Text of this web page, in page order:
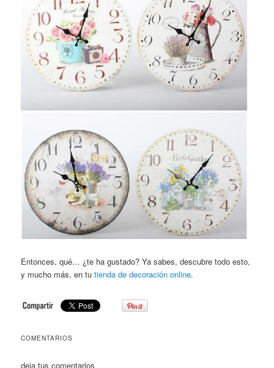
Entonces, qué… ¿te ha gustado? Ya sabes, descubre todo esto,
y mucho más, en tutienda de decoración online.
COMENTARIOS
deja tus comentarios